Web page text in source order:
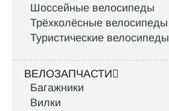
Шоссейные велосипеды
Трёхколёсные велосипеды
Туристические велосипеды
ВЕЛОЗАПЧАСТИ
Багажники
Вилки